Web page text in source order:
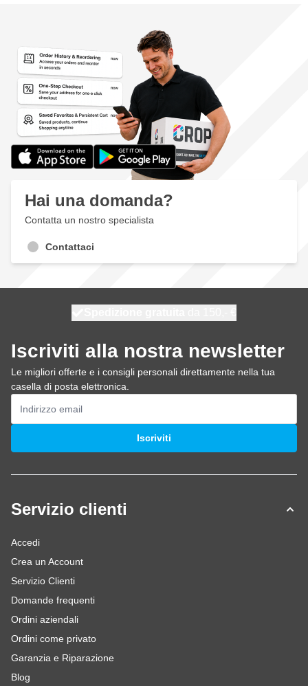
Hai una domanda?
Contatta un nostro specialista
Contattaci
Iscriviti alla nostra newsletter
Le migliori offerte e i consigli personali direttamente nella tua
casella di posta elettronica.
Indirizzo email
Iscriviti
Servizio clienti
Accedi
Crea un Account
Servizio Clienti
Domande frequenti
Ordini aziendali
Ordini come privato
Garanzia e Riparazione
Blog